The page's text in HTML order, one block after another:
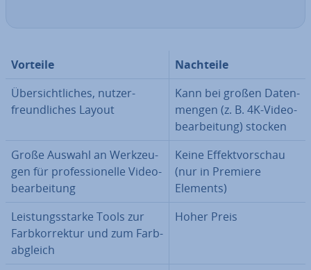
Vorteile
Nachteile
Über­sicht­li­ches, nut­zer­
freund­li­ches Layout
Kann bei großen Da­ten­
men­gen (z. B. 4K-Vi­deo­
be­ar­bei­tung) stocken
Große Auswahl an Werk­zeu­
gen für pro­fes­sio­nel­le Vi­deo­
be­ar­bei­tung
Keine Ef­fekt­vor­schau
(nur in Premiere
Elements)
Leis­tungs­star­ke Tools zur
Farb­kor­rek­tur und zum Farb­
ab­gleich
Hoher Preis